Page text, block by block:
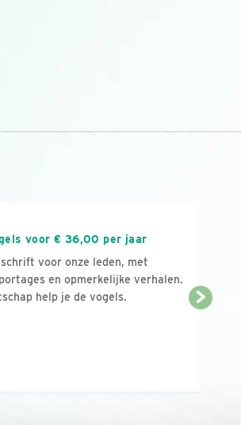
voor € 36,00 per jaar
voor onze leden, met
en opmerkelijke verhalen.
help je de vogels.